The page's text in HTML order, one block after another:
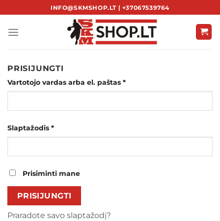
to
content
INFO@SKMSHOP.LT | +37067539764
PRISIJUNGTI
Vartotojo vardas arba el. paštas *Privalomas
Slaptažodis *Privalomas
Prisiminti mane
PRISIJUNGTI
Praradote savo slaptažodį?